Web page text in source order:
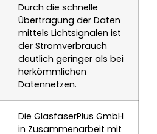
Durch die schnelle
Übertragung der Daten
mittels Lichtsignalen ist
der Stromverbrauch
deutlich geringer als bei
herkömmlichen
Datennetzen.
Die GlasfaserPlus GmbH
in Zusammenarbeit mit